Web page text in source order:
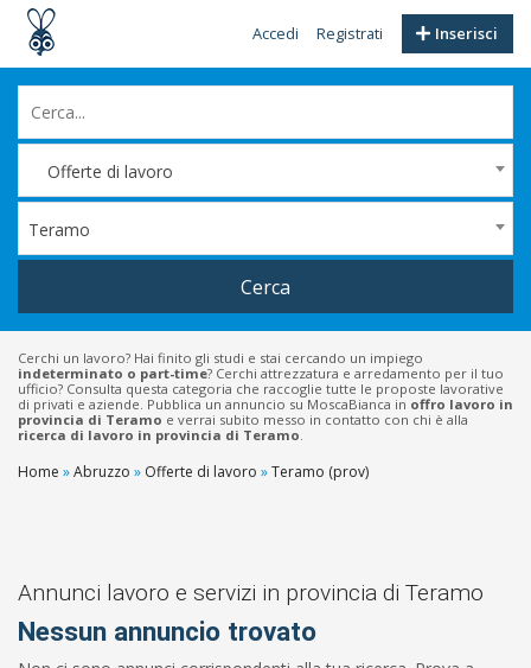
Inserisci
Accedi Registrati
Offerte di lavoro
Teramo
Cerca
Cerchi un lavoro? Hai finito gli studi e stai cercando un impiego
indeterminato o part-time? Cerchi attrezzatura e arredamento per il tuo
ufficio? Consulta questa categoria che raccoglie tutte le proposte lavorative
di privati e aziende. Pubblica un annuncio su MoscaBianca in offro lavoro in
provincia di Teramo e verrai subito messo in contatto con chi è alla
ricerca di lavoro in provincia di Teramo.
Home »Abruzzo » Offerte di lavoro »Teramo (prov)
Annunci lavoro e servizi in provincia di Teramo
Nessun annuncio trovato